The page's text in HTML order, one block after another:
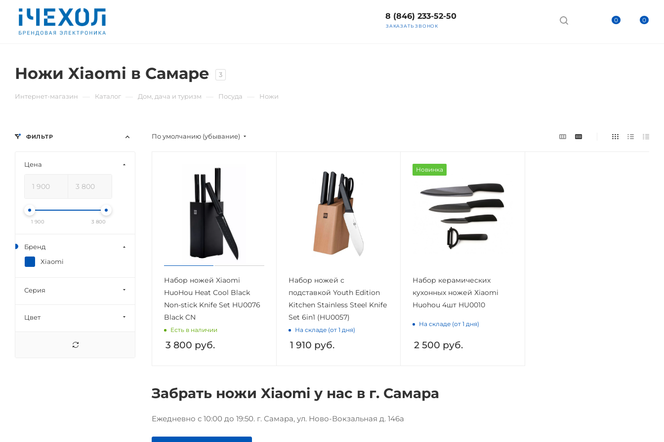
0 0
8 (846) 233-52-50
ЗАКАЗАТЬ ЗВОНОК
Ножи Xiaomi в Самаре 3
Интернет-магазин Каталог Дом, дача и туризм Посуда Ножи
По умолчанию (убывание)
Набор ножей Xiaomi
HuoHou Heat Cool Black
Non-stick Knife Set HU0076
Black CN
Есть в наличии
3 800 руб.
Набор ножей с
подставкой Youth Edition
Kitchen Stainless Steel Knife
Set 6in1 (HU0057)
На складе (от 1 дня)
1 910 руб.
Новинка
Набор керамических
кухонных ножей Хiaomi
Huohou 4шт HU0010
На складе (от 1 дня)
2 500 руб.
Забрать ножи Xiaomi у нас в г. Самара
Ежедневно с 10:00 до 19:50. г. Самара, ул. Ново-Вокзальная д. 146а
ФИЛЬТР
Цена
1 900 3 800
Бренд
Xiaomi
Серия
Цвет